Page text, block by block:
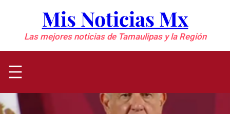
contenido
Mis Noticias Mx
Las mejores noticias de Tamaulipas y la Región